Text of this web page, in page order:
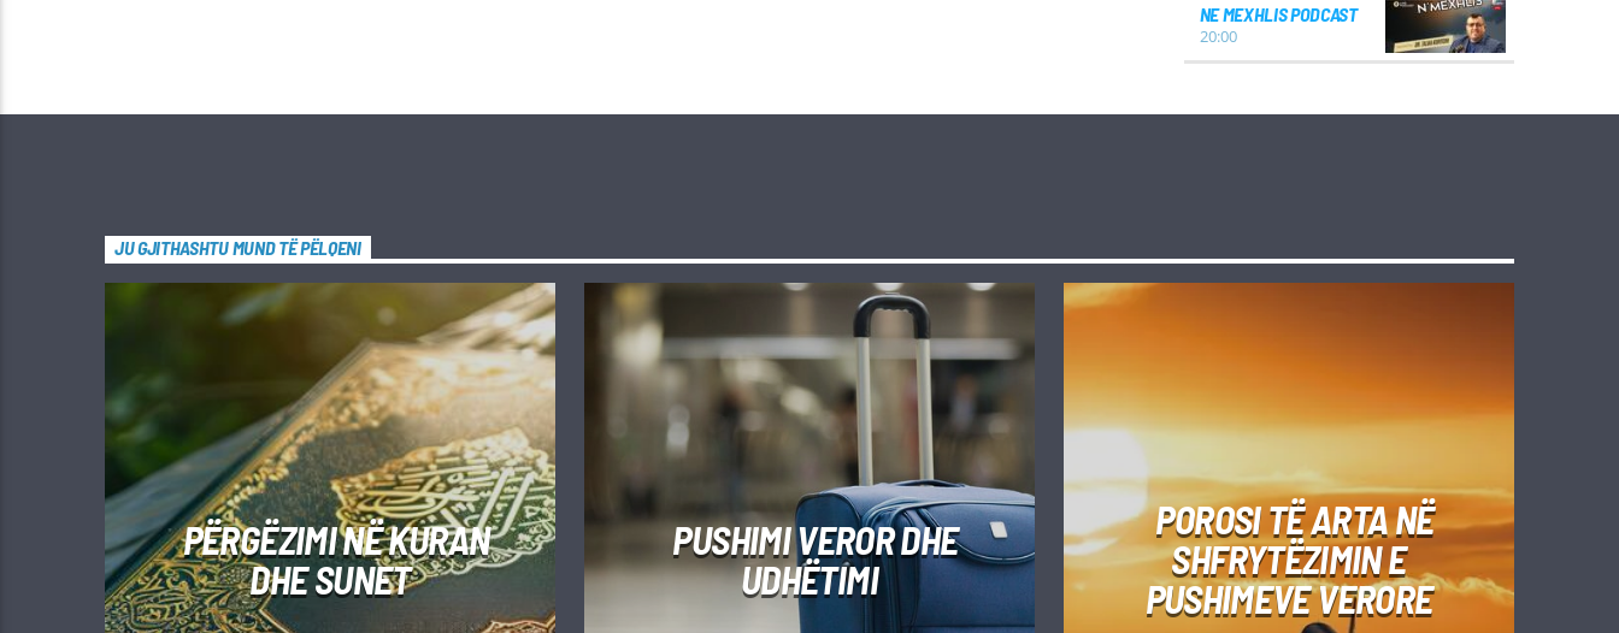
NE MEXHLIS PODCAST
20:00
JU GJITHASHTU MUND TË PËLQENI
PËRGËZIMI NË KURAN
DHE SUNET
PUSHIMI VEROR DHE
UDHËTIMI
POROSI TË ARTA NË
SHFRYTËZIMIN E
PUSHIMEVE VERORE